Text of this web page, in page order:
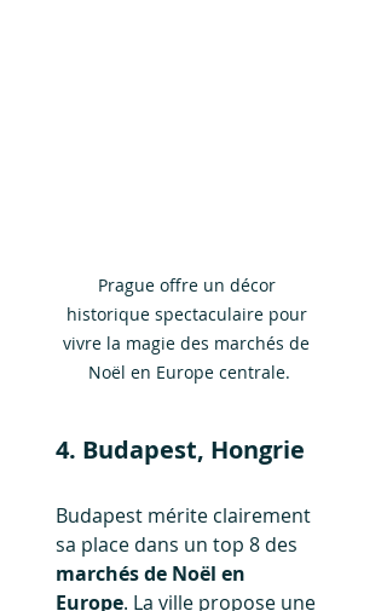
Prague offre un décor
historique spectaculaire pour
vivre la magie des marchés de
Noël en Europe centrale.
4. Budapest, Hongrie
Budapest mérite clairement
sa place dans un top 8 des
marchés de Noël en
Europe. La ville propose une